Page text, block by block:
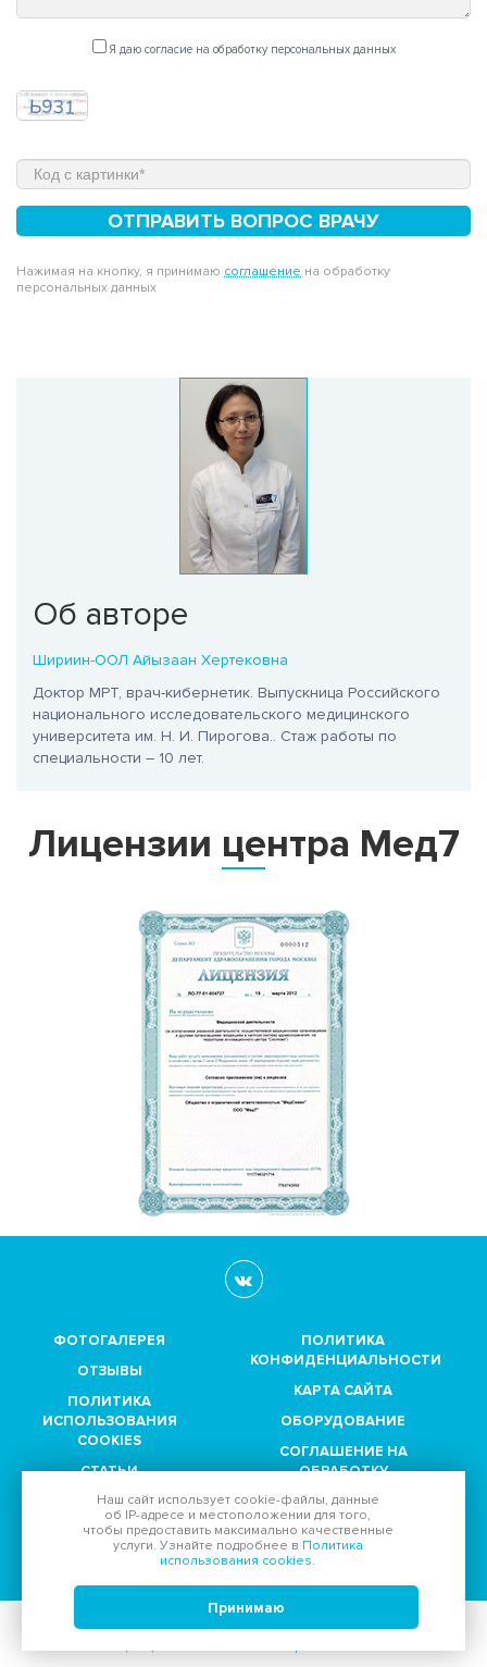
Я даю согласие на обработку персональных данных
ОТПРАВИТЬ ВОПРОС ВРАЧУ
Нажимая на кнопку, я принимаю соглашение на обработку
персональных данных
Об авторе
Шириин-ООЛ Айызаан Хертековна
Доктор МРТ, врач-кибернетик. Выпускница Российского
национального исследовательского медицинского
университета им. Н. И. Пирогова.. Стаж работы по
специальности – 10 лет.
Лицензии центра Мед7
ФОТОГАЛЕРЕЯ
ОТЗЫВЫ
ПОЛИТИКА
ИСПОЛЬЗОВАНИЯ
COOKIES
СТАТЬИ
ПАРТНЕРЫ
ПОЛИТИКА
КОНФИДЕНЦИАЛЬНОСТИ
КАРТА САЙТА
ОБОРУДОВАНИЕ
СОГЛАШЕНИЕ НА
ОБРАБОТКУ
ДАННЫХ
Принимаем к оплате:
© 2011-2026, Диагностический центр "МедСевен":
Наш сайт использует cookie-файлы, данные
об IP-адресе и местоположении для того,
чтобы предоставить максимально качественные
услуги. Узнайте подробнее в Политика
использования cookies.
Принимаю